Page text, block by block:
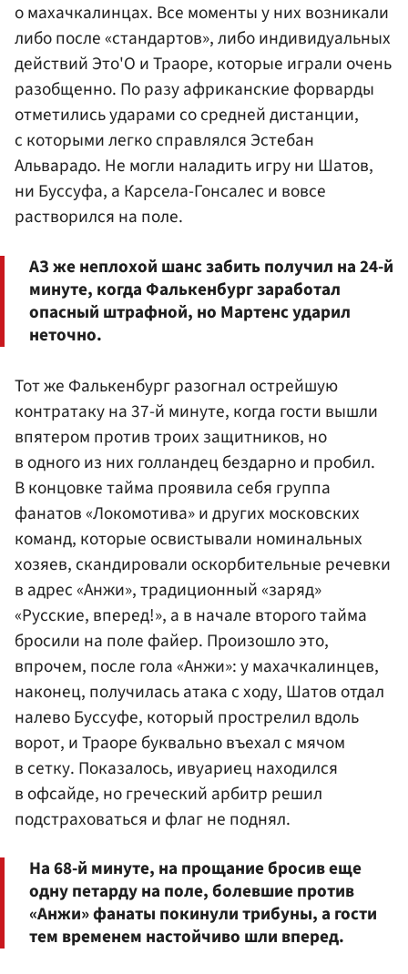
о махачкалинцах. Все моменты у них возникали
либо после «стандартов», либо индивидуальных
действий Это'О и Траоре, которые играли очень
разобщенно. По разу африканские форварды
отметились ударами со средней дистанции,
с которыми легко справлялся Эстебан
Альварадо. Не могли наладить игру ни Шатов,
ни Буссуфа, а Карсела-Гонсалес и вовсе
растворился на поле.
АЗ же неплохой шанс забить получил на 24-й
минуте, когда Фалькенбург заработал
опасный штрафной, но Мартенс ударил
неточно.
Тот же Фалькенбург разогнал острейшую
контратаку на 37-й минуте, когда гости вышли
впятером против троих защитников, но
в одного из них голландец бездарно и пробил.
В концовке тайма проявила себя группа
фанатов «Локомотива» и других московских
команд, которые освистывали номинальных
хозяев, скандировали оскорбительные речевки
в адрес «Анжи», традиционный «заряд»
«Русские, вперед!», а в начале второго тайма
бросили на поле файер. Произошло это,
впрочем, после гола «Анжи»: у махачкалинцев,
наконец, получилась атака с ходу, Шатов отдал
налево Буссуфе, который прострелил вдоль
ворот, и Траоре буквально въехал с мячом
в сетку. Показалось, ивуариец находился
в офсайде, но греческий арбитр решил
подстраховаться и флаг не поднял.
На 68-й минуте, на прощание бросив еще
одну петарду на поле, болевшие против
«Анжи» фанаты покинули трибуны, а гости
тем временем настойчиво шли вперед.